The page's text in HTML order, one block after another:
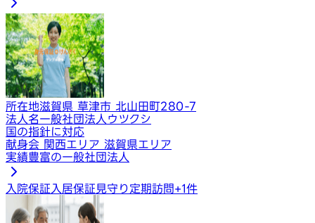
所在地滋賀県 草津市 北山田町280-7
法人名一般社団法人ウツクシ
国の指針に対応
献身会 関西エリア 滋賀県エリア
実績豊富の一般社団法人
入院保証 入居保証見守り定期訪問+1件